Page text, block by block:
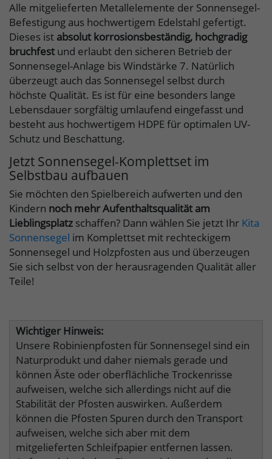
Alle mitgelieferten Metallelemente der Sonnensegel-
Befestigung aus hochwertigem Edelstahl gefertigt.
Dieses ist absolut korrosionsbeständig, hochgradig
bruchfestund erlaubt den sicheren Betrieb der
Sonnensegel-Anlage bis Windstärke 7. Natürlich
überzeugt auch das Sonnensegel selbst durch
höchste Qualität. Es ist für eine besonders lange
Lebensdauer sorgfältig umlaufend eingefasst und
besteht aus hochwertigem HDPE für optimalen UV-
Schutz und Beschattung.
Jetzt Sonnensegel-Komplettset im
Selbstbau aufbauen
Sie möchten den Spielbereich aufwerten und den
Kindern noch mehr Aufenthaltsqualität am
Lieblingsplatz schaffen? Dann wählen Sie jetzt Ihr Kita
Sonnensegel im Komplettset mit rechteckigem
Sonnensegel und Holzpfosten aus und überzeugen
Sie sich selbst von der herausragenden Qualität aller
Teile!
Wichtiger Hinweis:
Unsere Robinienpfosten für Sonnensegel sind ein
Naturprodukt und daher niemals gerade und
können Äste oder oberflächliche Trockenrisse
aufweisen, welche sich allerdings nicht auf die
Stabilität der Pfosten auswirken. Außerdem
können die Pfosten Spuren durch den Transport
aufweisen, welche sich aber mit dem
mitgelieferten Schleifpapier entfernen lassen.